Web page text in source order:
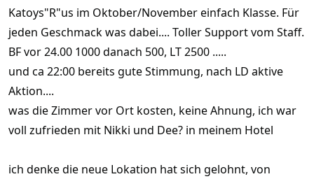
Katoys"R"us im Oktober/November einfach Klasse. Für
jeden Geschmack was dabei.... Toller Support vom Staff.
BF vor 24.00 1000 danach 500, LT 2500 .....
und ca 22:00 bereits gute Stimmung, nach LD aktive
Aktion....
was die Zimmer vor Ort kosten, keine Ahnung, ich war
voll zufrieden mit Nikki und Dee? in meinem Hotel
ich denke die neue Lokation hat sich gelohnt, von